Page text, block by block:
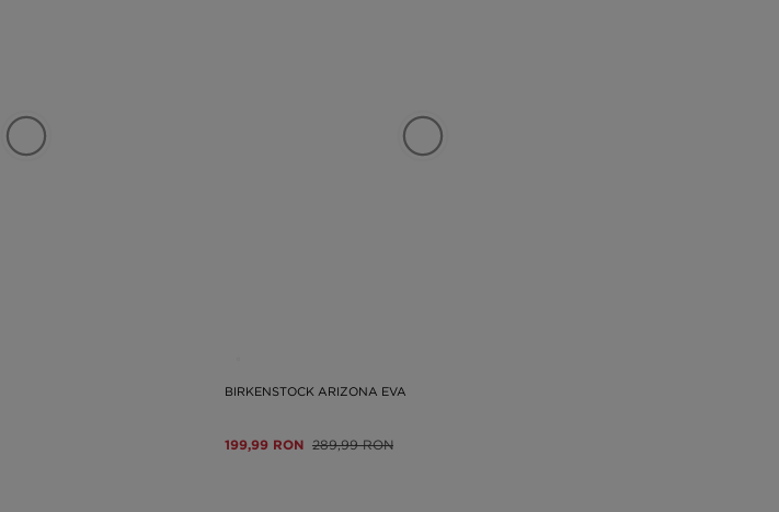
BIRKENSTOCK ARIZONA EVA
199,99 RON 289,99 RON